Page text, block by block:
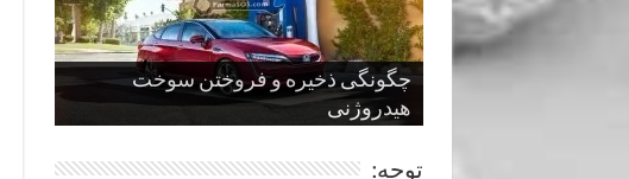
چگونگی ذخیره و فروختن سوخت
هیدروژنی
قدرتمندترین ماسل کارها یا خودروهای
عضلانی امریکایی
چرا نمک باعث خوردگی خودرو می شود؟
پنج کابین جذاب سال های اخیر صنعت
خودروسازی
از صفر تا صد طراحی خودرو قسمت
سوم
توجه: